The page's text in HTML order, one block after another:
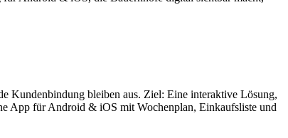
Kundenbindung bleiben aus. Ziel: Eine interaktive Lösung,
App für Android & iOS mit Wochenplan, Einkaufsliste und